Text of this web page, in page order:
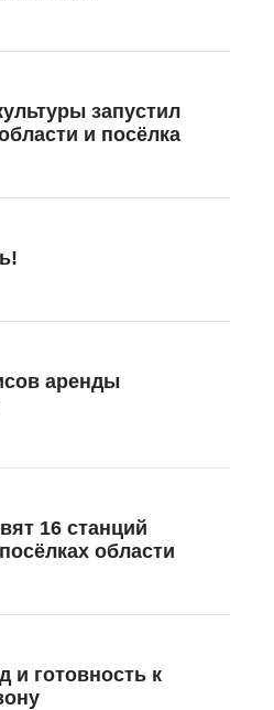
запустил
и посёлка
аренды
16 станций
области
и готовность к